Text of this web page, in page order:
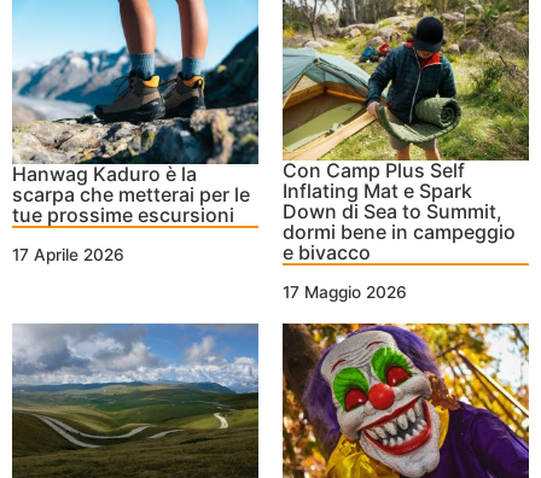
Hanwag Kaduro è la
scarpa che metterai per le
tue prossime escursioni
17 Aprile 2026
Con Camp Plus Self
Inflating Mat e Spark
Down di Sea to Summit,
dormi bene in campeggio
e bivacco
17 Maggio 2026